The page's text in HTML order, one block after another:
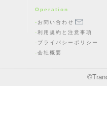
Operation
お問い合わせ
利用規約と注意事項
プライバシーポリシー
会社概要
©